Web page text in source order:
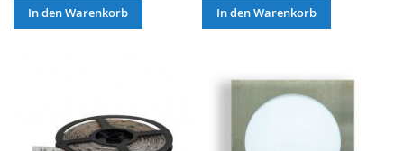
In den Warenkorb In den Warenkorb